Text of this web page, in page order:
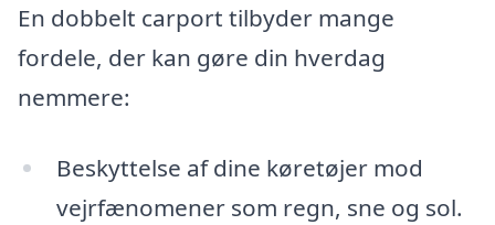
En dobbelt carport tilbyder mange
fordele, der kan gøre din hverdag
nemmere:
Beskyttelse af dine køretøjer mod
vejrfænomener som regn, sne og sol.